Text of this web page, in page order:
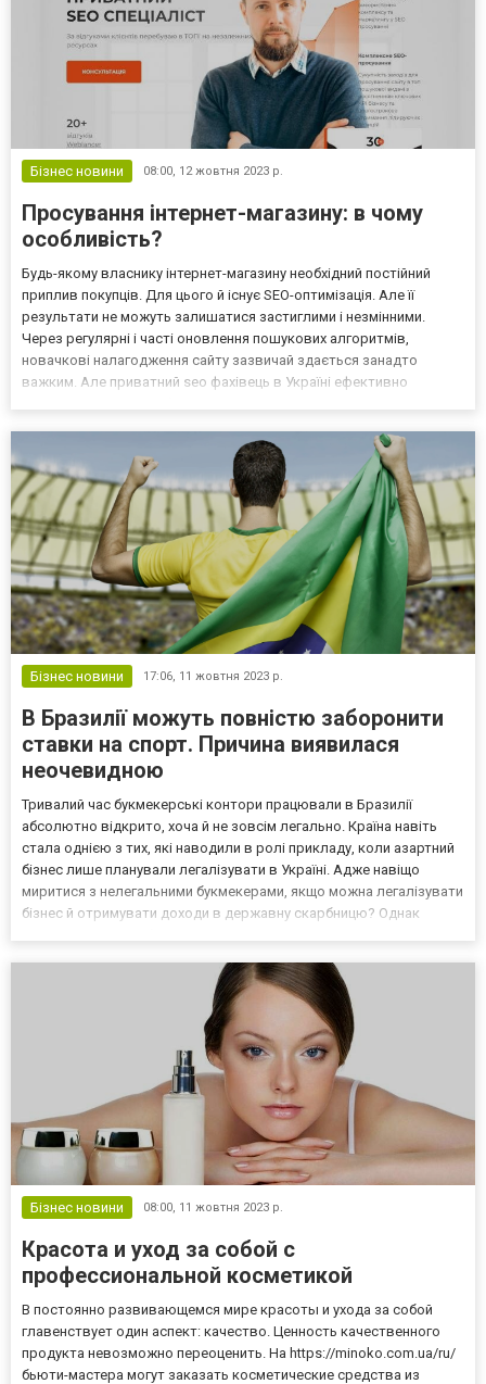
Бізнес новини 08:00, 12 жовтня 2023 р.
Просування інтернет-магазину: в чому
особливість?
Будь-якому власнику інтернет-магазину необхідний постійний
приплив покупців. Для цього й існує SEO-оптимізація. Але її
результати не можуть залишатися застиглими і незмінними.
Через регулярні і часті оновлення пошукових алгоритмів,
новачкові налагодження сайту зазвичай здається занадто
важким. Але приватний seo фахівець в Україні ефективно
Бізнес новини 17:06, 11 жовтня 2023 р.
В Бразилії можуть повністю заборонити
ставки на спорт. Причина виявилася
неочевидною
Тривалий час букмекерські контори працювали в Бразилії
абсолютно відкрито, хоча й не зовсім легально. Країна навіть
стала однією з тих, які наводили в ролі прикладу, коли азартний
бізнес лише планували легалізувати в Україні. Адже навіщо
миритися з нелегальними букмекерами, якщо можна легалізувати
бізнес й отримувати доходи в державну скарбницю? Однак
Бізнес новини 08:00, 11 жовтня 2023 р.
Красота и уход за собой с
профессиональной косметикой
В постоянно развивающемся мире красоты и ухода за собой
главенствует один аспект: качество. Ценность качественного
продукта невозможно переоценить. На https://minoko.com.ua/ru/
бьюти-мастера могут заказать косметические средства из